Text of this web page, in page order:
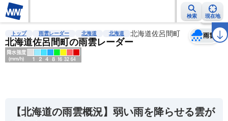
検索 現在地
雨雲レーダー 台風情報 地震情報 警報・注意報 2週間天気 ラ
トップ 雨雲レーダー 北海道 北海道 北海道佐呂間町
北海道佐呂間町の雨雲レーダー
雨雲
天気 台風
【北海道の雨雲概況】弱い雨を降らせる雲が